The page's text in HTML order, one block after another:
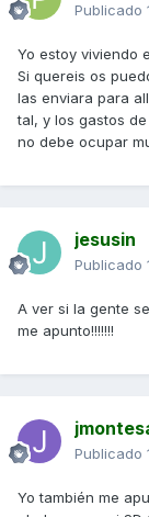
Publicado
Yo estoy viviendo
Si quereis os
las enviara para
tal, y los gastos
no debe ocupar
jesusin
Publicado
A ver si la gente
me apunto!!!!!!!
Publicado
Yo también me